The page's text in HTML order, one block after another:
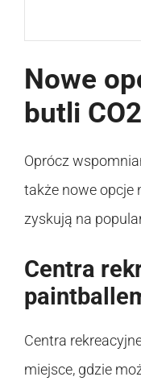
Nowe
butli CO2
Oprócz
także nowe opcje
zyskują na
Centra
Centra
miejsce, gdzie